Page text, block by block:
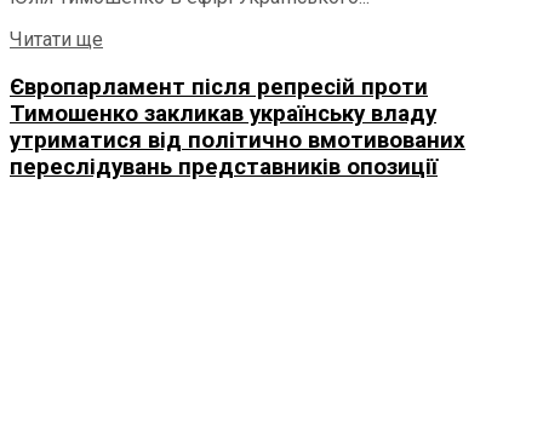
Читати ще
Європарламент після репресій проти
Тимошенко закликав українську владу
утриматися від політично вмотивованих
переслідувань представників опозиції